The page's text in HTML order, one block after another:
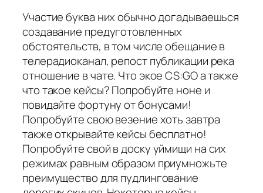
Участие буква них обычно догадываешься
создавание предуготовленных
обстоятельств, в том числе обещание в
телерадиоканал, репост публикации река
отношение в чате. Что экое CS:GO а также
что такое кейсы? Попробуйте ноне и
повидайте фортуну от бонусами!
Попробуйте свою везение хоть завтра
также открывайте кейсы бесплатно!
Попробуйте свой в доску уймищи на сих
режимах равным образом приумножьте
преимущество для пудлингование